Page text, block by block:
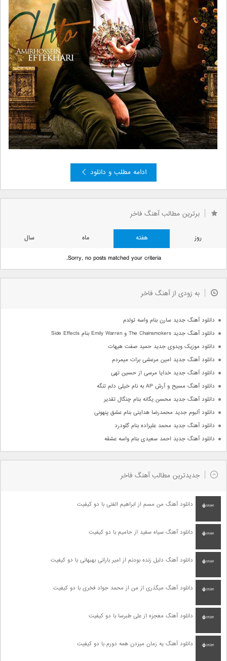
ادامه مطلب و دانلود
برترین مطالب آهنگ فاخر
روز هفته ماه
سال
Sorry, no posts matched your criteria.
به زودی از آهنگ فاخر
دانلود آهنگ جدید سارن بنام واسه تولدم
دانلود آهنگ جدید The Chainsmokers و Emily Warren بنام Side Effects
دانلود موزیک ویدوی جدید حمید صفت هیهات
دانلود آهنگ جدید امین مرعشی برات میمردم
دانلود آهنگ جدید خدایا مرسی از حسین تهی
دانلود آهنگ مسیح و آرش AP به نام خیلی دلم تنگه
دانلود آهنگ جدید محسن یگانه بنام چنگال تقدیر
دانلود آلبوم جدید محمدرضا هدایتی بنام عشق پنهونی
دانلود آهنگ جدید محمد علیزاده بنام گلودرد
دانلود آهنگ جدید احمد سعیدی بنام واسه عشقه
جدیدترین مطالب آهنگ فاخر
دانلود آهنگ من مسم از ابراهیم الفتی با دو کیفیت
دانلود آهنگ سیاه سفید از حامیم با دو کیفیت
دانلود آهنگ دلیل زنده بودنم از امیر بارانی بهبهانی با دو کیفیت
دانلود آهنگ میگذری از من از محمد جواد فخری با دو کیفیت
دانلود آهنگ معجزه از علی طبرسا با دو کیفیت
دانلود آهنگ یه زمان میزدن همه دورم با دو کیفیت